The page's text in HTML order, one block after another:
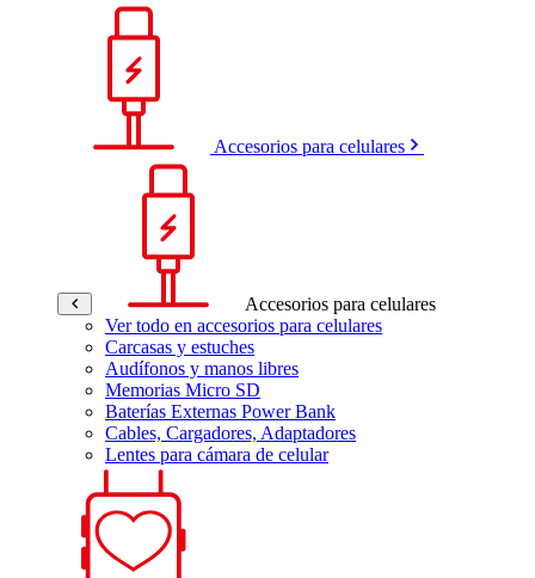
Accesorios para celulares
Accesorios para celulares
Ver todo en accesorios para celulares
Carcasas y estuches
Audífonos y manos libres
Memorias Micro SD
Baterías Externas Power Bank
Cables, Cargadores, Adaptadores
Lentes para cámara de celular